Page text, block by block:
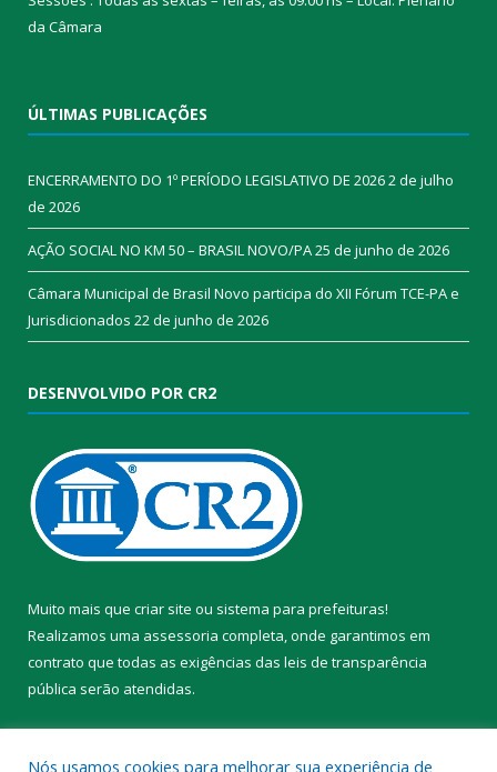
da Câmara​
ÚLTIMAS PUBLICAÇÕES
ENCERRAMENTO DO 1º PERÍODO LEGISLATIVO DE 20262 de julho
de 2026
AÇÃO SOCIAL NO KM 50 – BRASIL NOVO/PA25 de junho de 2026
Câmara Municipal de Brasil Novo participa do XII Fórum TCE-PA e
Jurisdicionados 22 de junho de 2026
DESENVOLVIDO POR CR2
Muito mais que criar site ou sistema para prefeituras!
Realizamos uma assessoria completa, onde garantimos em
contrato que todas as exigências das leis de transparência
pública serão atendidas.
Nós usamos cookies para melhorar sua experiência de